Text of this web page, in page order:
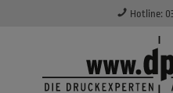
Hotline: